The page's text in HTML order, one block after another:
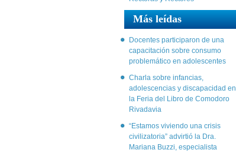
Más leídas
Docentes participaron de una
capacitación sobre consumo
problemático en adolescentes
Charla sobre infancias,
adolescencias y discapacidad en
la Feria del Libro de Comodoro
Rivadavia
“Estamos viviendo una crisis
civilizatoria” advirtió la Dra.
Mariana Buzzi, especialista